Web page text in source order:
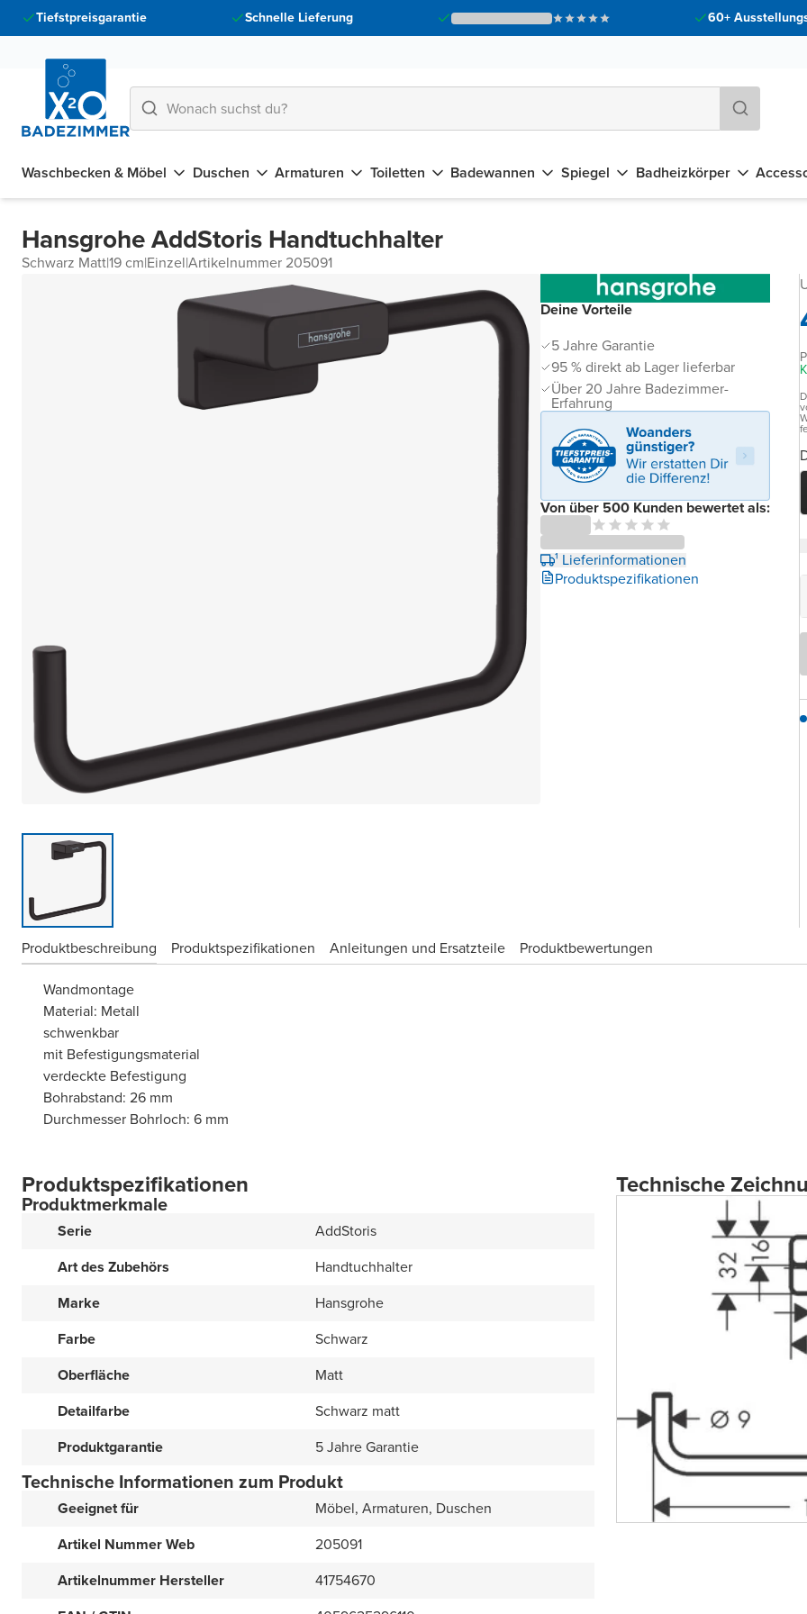
Tiefstpreisgarantie Schnelle Lieferung 60+
Waschbecken & Möbel Duschen Armaturen Toiletten Badewannen Spiegel Badheizkörper
Hansgrohe AddStoris Handtuchhalter
Schwarz Matt|19 cm|Einzel|Artikelnummer 205091
Deine Vorteile
5 Jahre Garantie
95 % direkt ab Lager lieferbar
Über 20 Jahre Badezimmer-
Erfahrung
Von über 500 Kunden bewertet als:
¹ Lieferinformationen
Produktspezifikationen
Produktbeschreibung Produktspezifikationen Anleitungen und Ersatzteile
Produktbewertungen
Wandmontage
Material: Metall
schwenkbar
mit Befestigungsmaterial
verdeckte Befestigung
Bohrabstand: 26 mm
Durchmesser Bohrloch: 6 mm
Produktspezifikationen
Produktmerkmale
Serie
AddStoris
Art des Zubehörs
Handtuchhalter
Marke
Hansgrohe
Farbe
Schwarz
Oberfläche
Matt
Detailfarbe
Schwarz matt
Produktgarantie
5 Jahre Garantie
Technische Informationen zum Produkt
Geeignet für
Möbel, Armaturen, Duschen
Artikel Nummer Web
205091
Artikelnummer Hersteller
41754670
Technische